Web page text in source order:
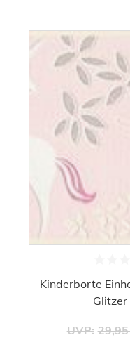
Kinderborte
UVP: